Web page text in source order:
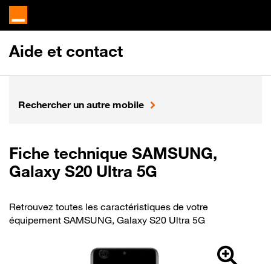
Aide et contact
Rechercher un autre mobile
Fiche technique SAMSUNG,
Galaxy S20 Ultra 5G
Retrouvez toutes les caractéristiques de votre
équipement SAMSUNG, Galaxy S20 Ultra 5G